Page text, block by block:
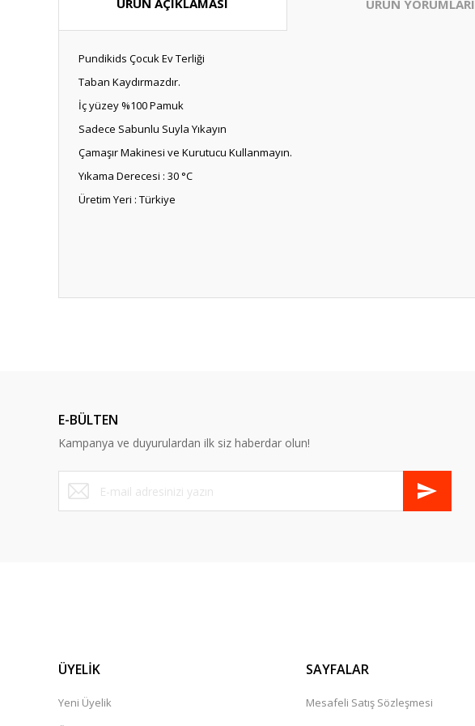
ÜRÜN AÇIKLAMASI ÜRÜN YORUMLARI
Pundikids Çocuk Ev Terliği
Taban Kaydırmazdır.
İç yüzey %100 Pamuk
Sadece Sabunlu Suyla Yıkayın
Çamaşır Makinesi ve Kurutucu Kullanmayın.
Yıkama Derecesi : 30 °C
Üretim Yeri : Türkiye
Ürün bilgilerinde hatalar bulunuyor.
Ürün fiyatı diğer sitelerden daha pahalı.
Bu ürüne benzer farklı alternatifler olmalı.
E-BÜLTEN
Kampanya ve duyurulardan ilk siz haberdar olun!
ÜYELİK
Yeni Üyelik
SAYFALAR
Mesafeli Satış Sözleşmesi